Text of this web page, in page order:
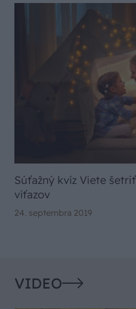
Súťažný kvíz Viete
víťazov
24. septembra 2019
VIDEO